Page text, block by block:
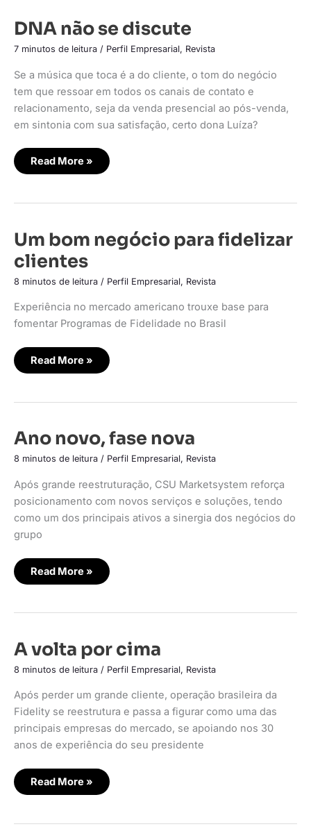
DNA não se discute
7 minutos de leitura / Perfil Empresarial, Revista
Se a música que toca é a do cliente, o tom do negócio
tem que ressoar em todos os canais de contato e
relacionamento, seja da venda presencial ao pós-venda,
em sintonia com sua satisfação, certo dona Luíza?
DNA
não
discute
Read More »
Um bom negócio para fidelizar
clientes
8 minutos de leitura / Perfil Empresarial, Revista
Experiência no mercado americano trouxe base para
fomentar Programas de Fidelidade no Brasil
Um
bom
negócio
para
fidelizar
clientes
Read More »
Ano novo, fase nova
8 minutos de leitura / Perfil Empresarial, Revista
Após grande reestruturação, CSU Marketsystem reforça
posicionamento com novos serviços e soluções, tendo
como um dos principais ativos a sinergia dos negócios do
grupo
Ano
novo,
nova
Read More »
A volta por cima
8 minutos de leitura / Perfil Empresarial, Revista
Após perder um grande cliente, operação brasileira da
Fidelity se reestrutura e passa a figurar como uma das
principais empresas do mercado, se apoiando nos 30
anos de experiência do seu presidente
A
volta
cima
Read More »